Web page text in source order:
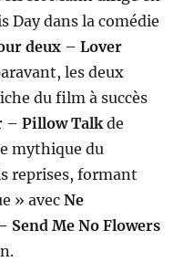
Day dans la comédie
deux –Lover
les deux
du film à succès
–Pillow Talkde
mythique du
reprises, formant
» avecNe
Send Me No Flowers